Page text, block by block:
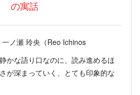
の寓話
ノ瀬 玲央（Reo Ichinos
かな語り口なのに、読み進めるほ
が深まっていく、とても印象的な